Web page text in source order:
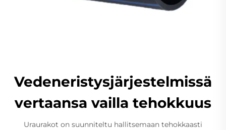
Vedeneristysjärjestelmissä
vertaansa vailla tehokkuus
Uraurakot on suunniteltu hallitsemaan tehokkaasti